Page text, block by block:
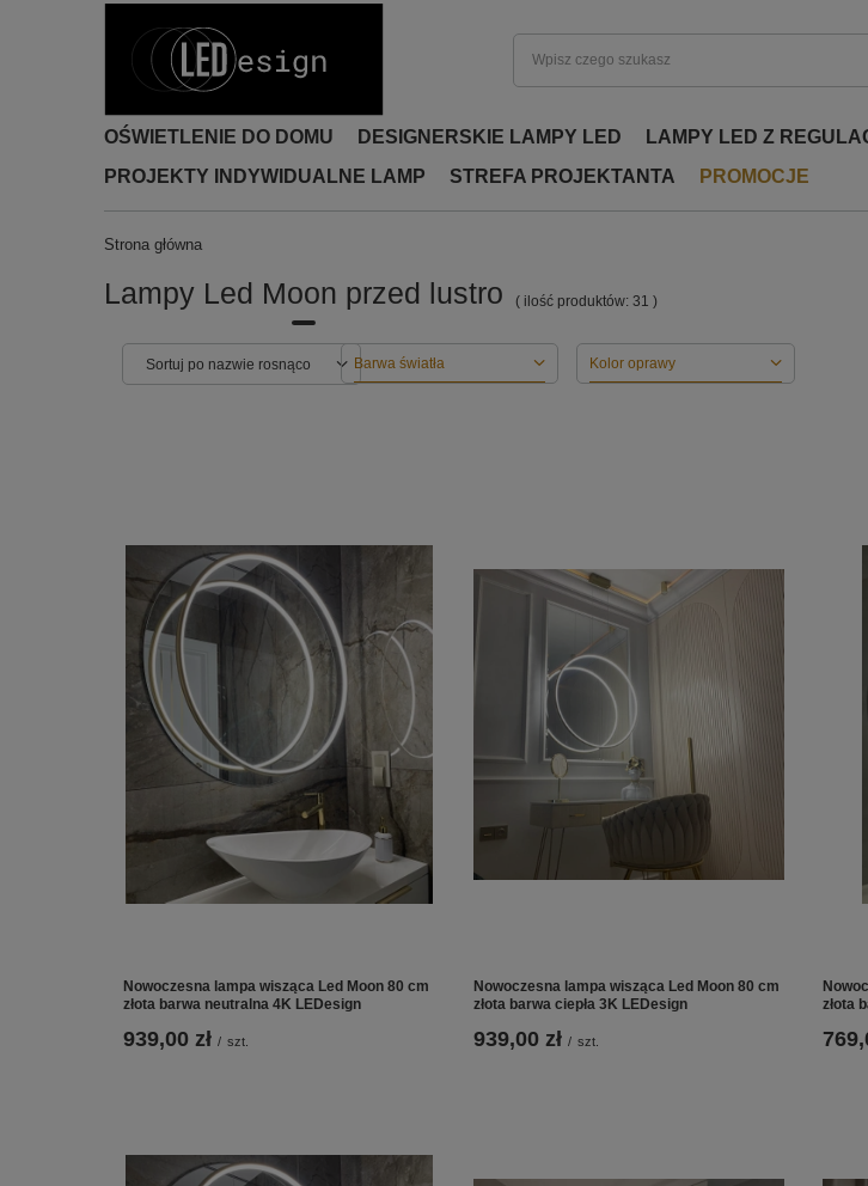
OŚWIETLENIE DO DOMU DESIGNERSKIE LAMPY LED LAMPY LED Z
PROJEKTY INDYWIDUALNE LAMP
STREFA PROJEKTANTA PROMOCJE
Strona główna
Lampy Led Moon przed lustro ( ilość produktów: 31 )
Sortuj po nazwie rosnąco Barwa światła Kolor oprawy
Nowoczesna lampa wisząca Led Moon 80 cm
złota barwa neutralna 4K LEDesign
939,00 zł / szt.
Nowoczesna lampa wisząca Led Moon 80 cm
złota barwa ciepła 3K LEDesign
939,00 zł / szt.
złota